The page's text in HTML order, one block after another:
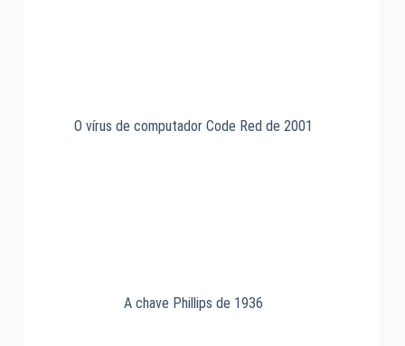
O vírus de computador Code Red de 2001
A chave Phillips de 1936